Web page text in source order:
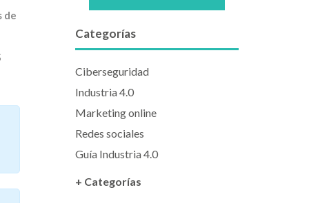
de
Categorías
Ciberseguridad
Industria 4.0
Marketing online
Redes sociales
Guía Industria 4.0
+ Categorías